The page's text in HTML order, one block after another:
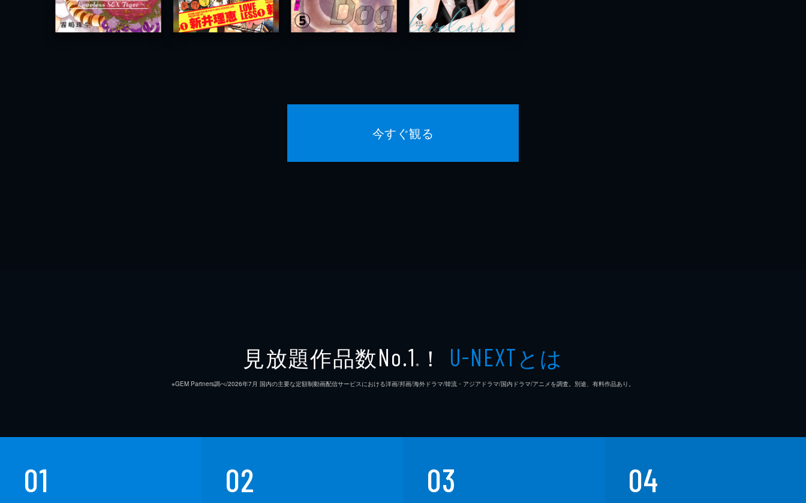
今すぐ観る
見放題作品数No.1 ※ ！ U-NEXTとは
※GEM Partners調べ/2026年7⽉ 国内の主要な定額制動画配信サービスにおける洋画/邦画/海外ドラマ/韓流・アジアドラマ/国内ドラマ/アニメを調査。別途、有料作品あり。
01 02 03 04